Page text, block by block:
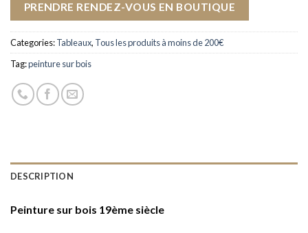
PRENDRE RENDEZ-VOUS EN BOUTIQUE
Categories:Tableaux, Tous les produits à moins de 200€
Tag:peinture sur bois
DESCRIPTION
Peinture sur bois 19ème siècle